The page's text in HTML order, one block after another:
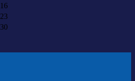
16
23
30